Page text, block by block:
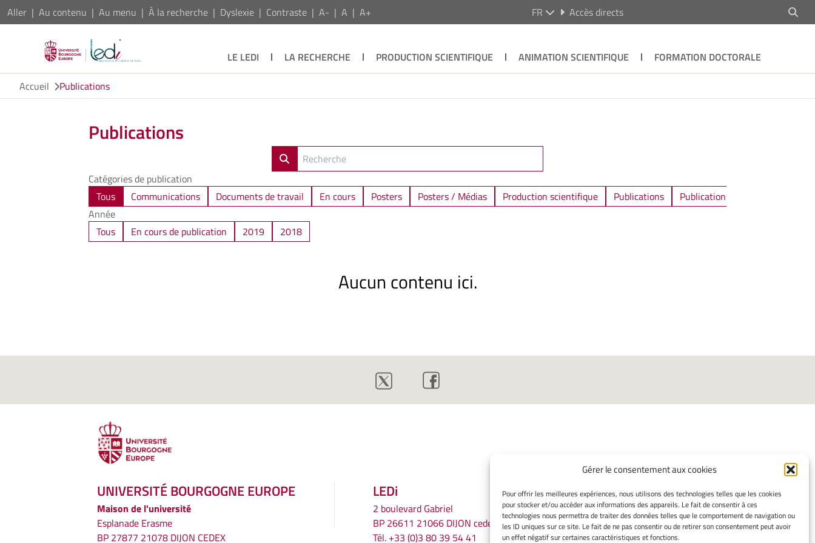
Gérer le consentement aux cookies
Pour offrir les meilleures expériences, nous utilisons des technologies telles que les cookies
pour stocker et/ou accéder aux informations des appareils. Le fait de consentir à ces
technologies nous permettra de traiter des données telles que le comportement de navigation ou
les ID uniques sur ce site. Le fait de ne pas consentir ou de retirer son consentement peut avoir
un effet négatif sur certaines caractéristiques et fonctions.
Aller Au contenu Au menu À la recherche Dyslexie Contraste A- A A+ FR Accès directs
LE LEDI LA RECHERCHE PRODUCTION SCIENTIFIQUE ANIMATION SCIENTIFIQUE
FORMATION DOCTORALE
Accueil
Publications
Publications
Catégories de publication
Tous
Communications Documents de travail En cours Posters Posters / Médias Production scientifique Publications
Publications / Communications
Année
Tous
En cours de publication 2019 2018
Aucun contenu ici.
UNIVERSITÉ BOURGOGNE EUROPE
Maison de l'université
Esplanade Erasme
BP 27877 21078 DIJON CEDEX
LEDi
2 boulevard Gabriel
BP 26611 21066 DIJON cedex
Tél. +33 (0)3 80 39 54 41
INFORMATIONS LÉGALES
Mentions légales
Gérer mes cookies
Politique de cookies